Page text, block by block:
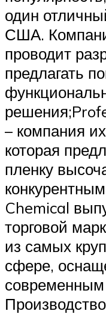
один
США.
проводит
предлагать
– компания
которая
пленку
Chemical
торговой
из самых
сфере,